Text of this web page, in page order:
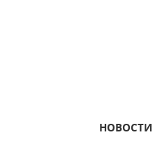
НОВОСТИ